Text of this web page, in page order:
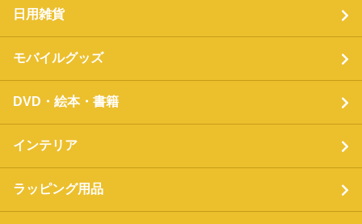
日用雑貨
モバイルグッズ
DVD・絵本・書籍
インテリア
ラッピング用品